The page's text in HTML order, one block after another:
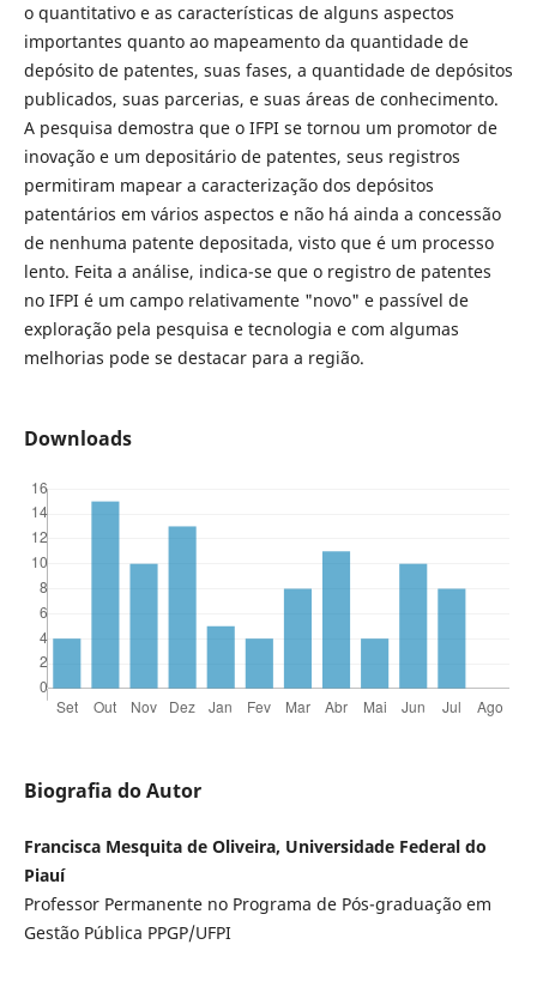
o quantitativo e as características de alguns aspectos
importantes quanto ao mapeamento da quantidade de
depósito de patentes, suas fases, a quantidade de depósitos
publicados, suas parcerias, e suas áreas de conhecimento.
A pesquisa demostra que o IFPI se tornou um promotor de
inovação e um depositário de patentes, seus registros
permitiram mapear a caracterização dos depósitos
patentários em vários aspectos e não há ainda a concessão
de nenhuma patente depositada, visto que é um processo
lento. Feita a análise, indica-se que o registro de patentes
no IFPI é um campo relativamente "novo" e passível de
exploração pela pesquisa e tecnologia e com algumas
melhorias pode se destacar para a região.
Downloads
Biografia do Autor
Francisca Mesquita de Oliveira, Universidade Federal do
Piauí
Professor Permanente no Programa de Pós-graduação em
Gestão Pública PPGP/UFPI